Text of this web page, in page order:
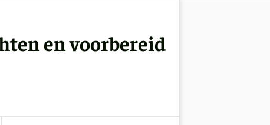
en voorbereid